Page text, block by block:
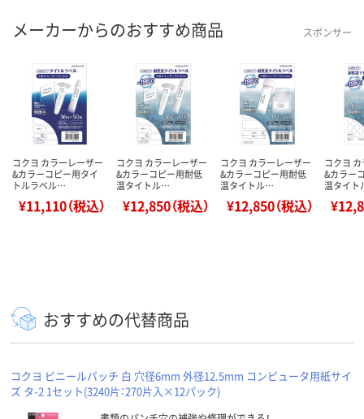
メーカーからのおすすめ商品 スポンサー
コクヨ カラーレーザー
&カラーコピー用タイ
トルラベル…
¥11,110（税込）
コクヨ カラーレーザー
&カラーコピー用耐低
温タイトル…
¥12,850（税込）
コクヨ カラーレーザー
&カラーコピー用耐低
温タイトル…
¥12,850（税込）
コクヨ
&カラー
温タイ
おすすめの代替商品
コクヨ ビニールパッチ 白 穴径6mm 外径12.5mm コンピュータ用紙サイ
ズ タ-2 1セット(3240片：270片入×12パック)